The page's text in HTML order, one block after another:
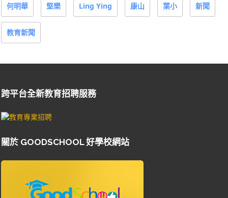
何明華 堅樂 Ling Ying 康山 葉小 新聞
教育新聞
跨平台全新教育招聘服務
關於 GOODSCHOOL 好學校網站